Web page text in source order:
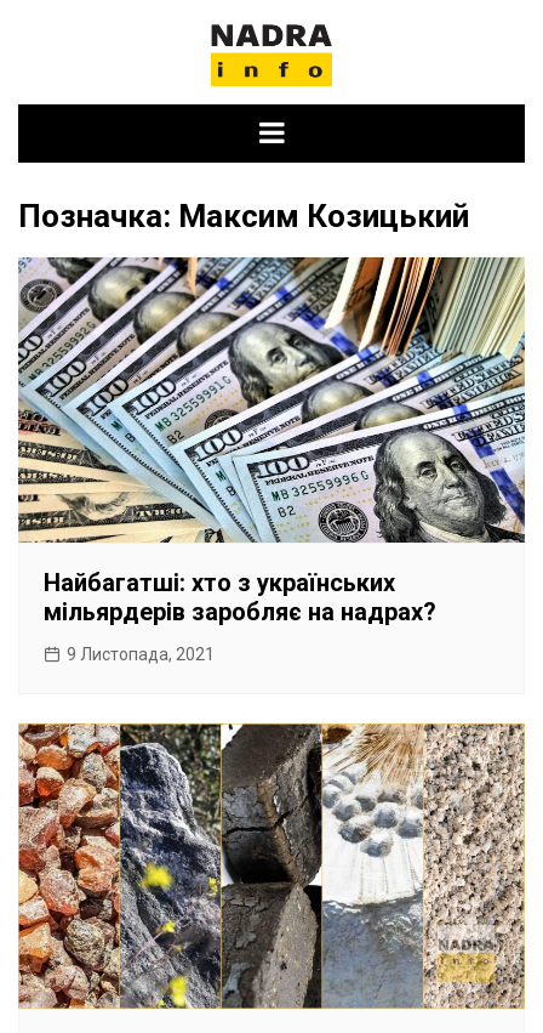
Позначка: Максим Козицький
Найбагатші: хто з українських
мільярдерів заробляє на надрах?
9 Листопада, 2021